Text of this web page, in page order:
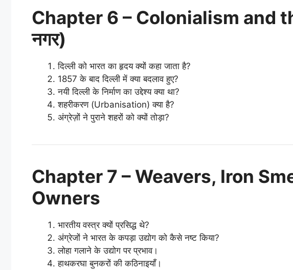
Chapter 6 – Colonialism and
नगर)
दिल्ली को भारत का हृदय क्यों कहा जाता है?
1857 के बाद दिल्ली में क्या बदलाव हुए?
नयी दिल्ली के निर्माण का उद्देश्य क्या था?
शहरीकरण (Urbanisation) क्या है?
अंग्रेज़ों ने पुराने शहरों को क्यों तोड़ा?
Chapter 7 – Weavers, Iron
Owners
भारतीय वस्त्र क्यों प्रसिद्ध थे?
अंग्रेजों ने भारत के कपड़ा उद्योग को कैसे नष्ट किया?
लोहा गलाने के उद्योग पर प्रभाव।
हाथकरघा बुनकरों की कठिनाइयाँ।